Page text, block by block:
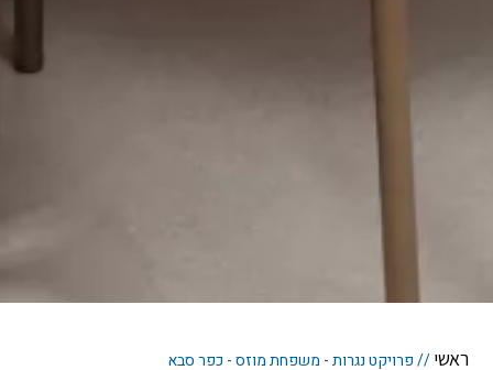
ראשי//פרויקט נגרות - משפחת מוזס - כפר סבא